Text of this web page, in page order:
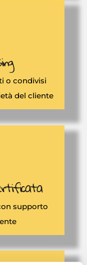
o condivisi
del cliente
supporto